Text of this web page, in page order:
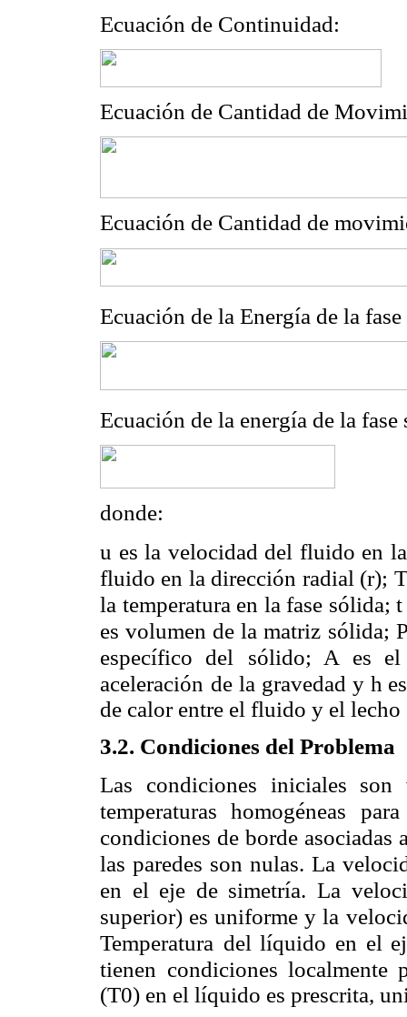
Ecuación de Continuidad:
Ecuación de Cantidad de
Ecuación de Cantidad de
Ecuación de la Energía de la
Ecuación de la energía de la fase
donde:
u es la velocidad del fluido en
fluido en la dirección radial (r);
la temperatura en la fase sólida; t
es volumen de la matriz sólida;
específico del
sólido; A es el
aceleración de la gravedad y h
de calor entre el fluido y el lecho
3.2. Condiciones del Problema
Las condiciones iniciales son
temperaturas homogéneas
condiciones de borde asociadas
las paredes son nulas. La
en el eje de simetría. La
superior) es uniforme y la
Temperatura del líquido en el
tienen condiciones localmente
(T0) en el líquido es prescrita,